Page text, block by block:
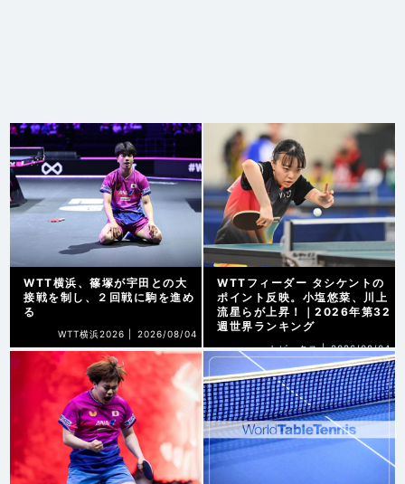
WTT横浜、篠塚が宇田との大
接戦を制し、２回戦に駒を進め
る
WTT横浜2026 | 2026/08/04
WTTフィーダー タシケントの
ポイント反映。小塩悠菜、川上
流星らが上昇！｜2026年第32
週世界ランキング
トピックス | 2026/08/04